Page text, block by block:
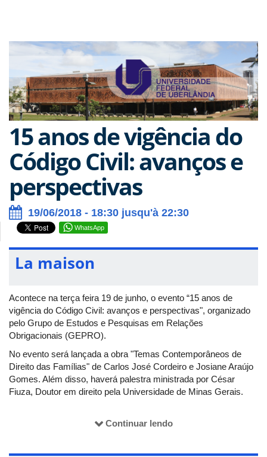
15 anos de vigência do
Código Civil: avanços e
perspectivas
19/06/2018 - 18:30 jusqu'à 22:30
WhatsApp
La maison
Acontece na terça feira 19 de junho, o evento “15 anos de
vigência do Código Civil: avanços e perspectivas", organizado
pelo Grupo de Estudos e Pesquisas em Relações
Obrigacionais (GEPRO).
No evento será lançada a obra "Temas Contemporâneos de
Direito das Famílias" de Carlos José Cordeiro e Josiane Araújo
Gomes. Além disso, haverá palestra ministrada por César
Fiuza, Doutor em direito pela Universidade de Minas Gerais.
Dr. Carlos José Cordeiro (Juiz de Direito - MG)
Continuar lendo